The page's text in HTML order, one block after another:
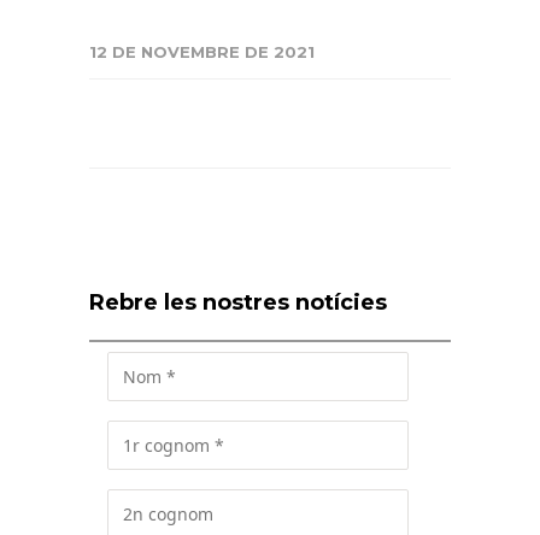
12 DE NOVEMBRE DE 2021
Rebre les nostres notícies